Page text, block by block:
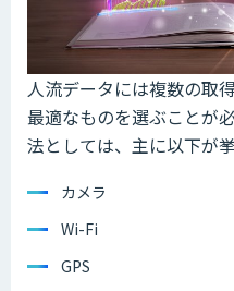
人流データには複数の取
最適なものを選ぶことが
法としては、主に以下が
カメラ
Wi-Fi
GPS